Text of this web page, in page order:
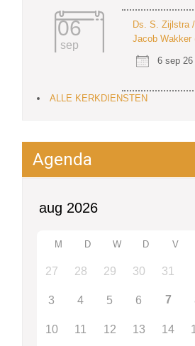
06
sep
Ds. S. Zijlstra
Jacob Wakker
6 sep 26
ALLE KERKDIENSTEN
Agenda
M D W D V
27 28 29 30 31
3 4 5 6 7
10 11 12 13 14